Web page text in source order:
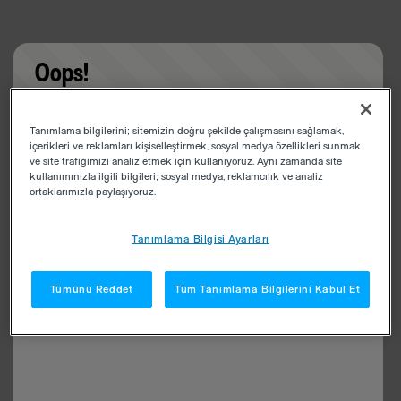
Oops!
app
Tanımlama bilgilerini; sitemizin doğru şekilde çalışmasını sağlamak,
içerikleri ve reklamları kişiselleştirmek, sosyal medya özellikleri sunmak
ve site trafiğimizi analiz etmek için kullanıyoruz. Aynı zamanda site
kullanımınızla ilgili bilgileri; sosyal medya, reklamcılık ve analiz
ortaklarımızla paylaşıyoruz.
Tanımlama Bilgisi Ayarları
Tümünü Reddet Tüm Tanımlama Bilgilerini Kabul Et